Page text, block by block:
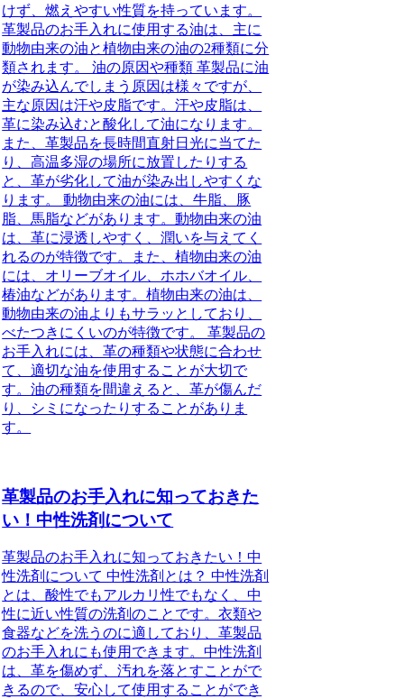
けず、燃えやすい性質を持っています。
革製品のお手入れに使用する油は、主に
動物由来の油と植物由来の油の2種類に分
類されます。 油の原因や種類 革製品に油
が染み込んでしまう原因は様々ですが、
主な原因は汗や皮脂です。汗や皮脂は、
革に染み込むと酸化して油になります。
また、革製品を長時間直射日光に当てた
り、高温多湿の場所に放置したりする
と、革が劣化して油が染み出しやすくな
ります。 動物由来の油には、牛脂、豚
脂、馬脂などがあります。動物由来の油
は、革に浸透しやすく、潤いを与えてく
れるのが特徴です。また、植物由来の油
には、オリーブオイル、ホホバオイル、
椿油などがあります。植物由来の油は、
動物由来の油よりもサラッとしており、
べたつきにくいのが特徴です。 革製品の
お手入れには、革の種類や状態に合わせ
て、適切な油を使用することが大切で
す。油の種類を間違えると、革が傷んだ
り、シミになったりすることがありま
す。
革製品のお手入れに知っておきた
い！中性洗剤について
革製品のお手入れに知っておきたい！中
性洗剤について 中性洗剤とは？ 中性洗剤
とは、酸性でもアルカリ性でもなく、中
性に近い性質の洗剤のことです。衣類や
食器などを洗うのに適しており、革製品
のお手入れにも使用できます。中性洗剤
は、革を傷めず、汚れを落とすことがで
きるので、安心して使用することができ